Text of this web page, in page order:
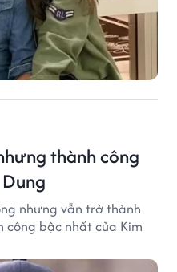
thành công
nhưng vẫn trở thành
bậc nhất của Kim